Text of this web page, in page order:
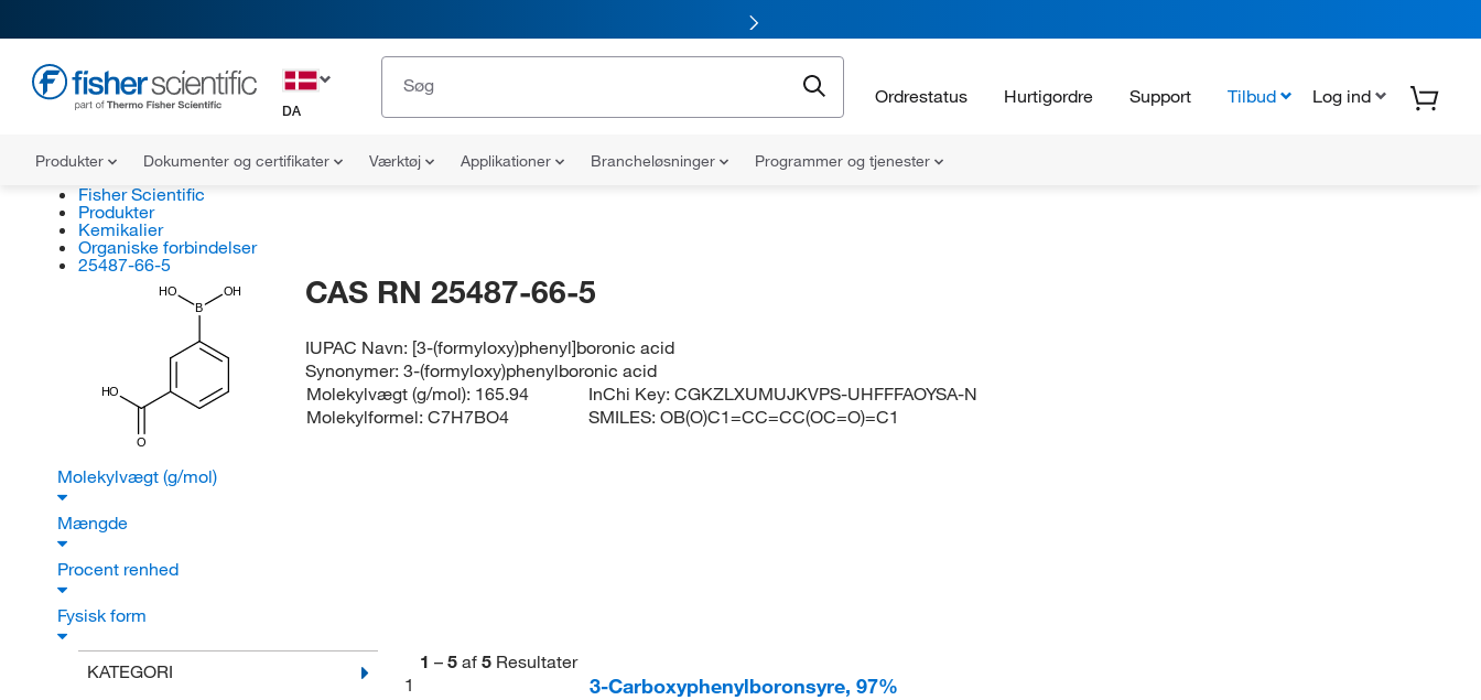
DA
Ordrestatus Hurtigordre Support Tilbud Log ind
Produkter Dokumenter og certifikater Værktøj Applikationer Brancheløsninger Programmer og tjenester
Fisher Scientific
Produkter
Kemikalier
Organiske forbindelser
25487-66-5
OH
B
HO
HO
O
CAS RN 25487-66-5
IUPAC Navn: [3-(formyloxy)phenyl]boronic acid
Synonymer:3-(formyloxy)phenylboronic acid
Molekylvægt (g/mol): 165.94
Molekylformel: C7H7BO4
InChi Key:CGKZLXUMUJKVPS-UHFFFAOYSA-N
SMILES:OB(O)C1=CC=CC(OC=O)=C1
Molekylvægt (g/mol)
Mængde
Procent renhed
Fysisk form
KATEGORI
1 – 5 af 5 Resultater
1
3-Carboxyphenylboronsyre, 97%